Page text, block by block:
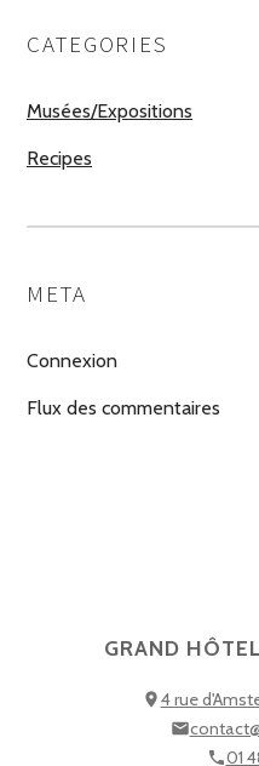
CATEGORIES
Musées/Expositions
Recipes
META
Connexion
Flux des commentaires
GRAND
4 rue
01